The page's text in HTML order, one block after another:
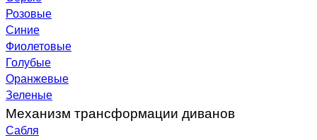
Розовые
Синие
Фиолетовые
Голубые
Оранжевые
Зеленые
Механизм трансформации диванов
Сабля